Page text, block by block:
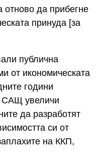
отново да прибегне
принуда [за
публична
от икономическата
години
САЩ увеличи
да разработят
си от
на ККП,